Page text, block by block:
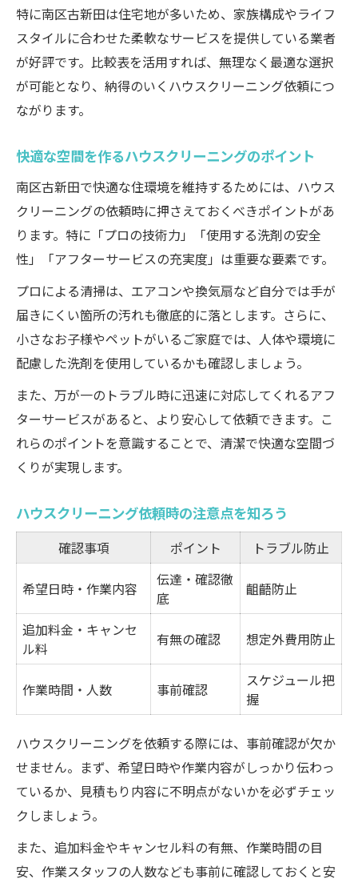
忙しい方に最適な対応柔軟な清掃依頼法
柔軟対応が魅力のハウスクリーニング比較
表
急な依頼にも対応できる清掃サービスとは
忙しい方が選ぶべきハウスクリーニングの
特徴
スケジュールに合わせた依頼方法を解説
料金比較から見える安心依頼のポイント
ハウスクリーニング料金比較早見表
料金体系で見るハウスクリーニングの選び
方
追加料金に注意したいポイント解説
コストパフォーマンスの高い依頼先とは
料金比較で失敗しないための秘訣
理想の住まいを保つための掃除活用術
部位別ハウスクリーニング活用法一覧
定期清掃で住まいを快適に保つ方法
理想の住まいを維持する掃除のコツ
ハウスクリーニングで実現する清潔な空間
特に南区古新田は住宅地が多いため、家族構成やライフ
スタイルに合わせた柔軟なサービスを提供している業者
が好評です。比較表を活用すれば、無理なく最適な選択
が可能となり、納得のいくハウスクリーニング依頼につ
ながります。
快適な空間を作るハウスクリーニングのポイント
南区古新田で快適な住環境を維持するためには、ハウス
クリーニングの依頼時に押さえておくべきポイントがあ
ります。特に「プロの技術力」「使用する洗剤の安全
性」「アフターサービスの充実度」は重要な要素です。
プロによる清掃は、エアコンや換気扇など自分では手が
届きにくい箇所の汚れも徹底的に落とします。さらに、
小さなお子様やペットがいるご家庭では、人体や環境に
配慮した洗剤を使用しているかも確認しましょう。
また、万が一のトラブル時に迅速に対応してくれるアフ
ターサービスがあると、より安心して依頼できます。こ
れらのポイントを意識することで、清潔で快適な空間づ
くりが実現します。
ハウスクリーニング依頼時の注意点を知ろう
確認事項 ポイント トラブル防止
希望日時・作業内容
伝達・確認徹
底
齟齬防止
追加料金・キャンセ
ル料
有無の確認 想定外費用防止
作業時間・人数 事前確認
スケジュール把
握
ハウスクリーニングを依頼する際には、事前確認が欠か
せません。まず、希望日時や作業内容がしっかり伝わっ
ているか、見積もり内容に不明点がないかを必ずチェッ
クしましょう。
また、追加料金やキャンセル料の有無、作業時間の目
安、作業スタッフの人数なども事前に確認しておくと安